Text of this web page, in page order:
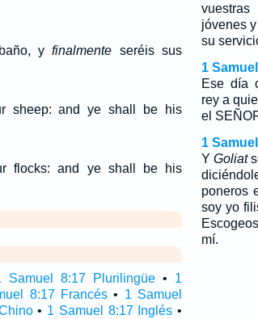
yfinalmente seréis sus
sheep: and ye shall be his
flocks: and ye shall be his
Samuel 8:17 Plurilingüe • 1
8:17 Francés• 1 Samuel
• 1 Samuel 8:17 Inglés •
jóvenes
su
1
Ese día
rey a
el
1
YGoliat
poneros
soy yo
mí.